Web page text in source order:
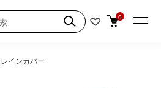
0
レインカバー